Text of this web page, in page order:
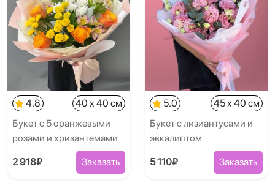
4.8
40 x 40 см
Букет с 5 оранжевыми
розами и хризантемами
2 918₽ Заказать
5.0
45 x 40 см
Букет с лизиантусами и
эвкалиптом
5 110₽ Заказать